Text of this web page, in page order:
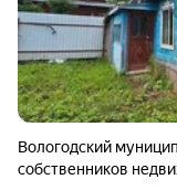
Вологодский
собственников